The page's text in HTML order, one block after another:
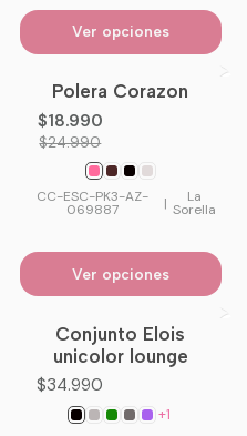
Ver opciones
-24%OFF
Polera Corazon
$18.990
$24.990
CC-ESC-PK3-AZ-
069887 | La
Sorella
Ver opciones
Conjunto Elois
unicolor lounge
$34.990
+1